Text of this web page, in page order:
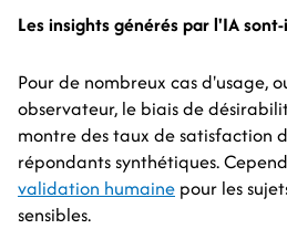
Les insights générés par l'IA
Pour de nombreux cas d'usage,
observateur, le biais de
montre des taux de satisfaction
répondants synthétiques.
validation humaine pour les
sensibles.